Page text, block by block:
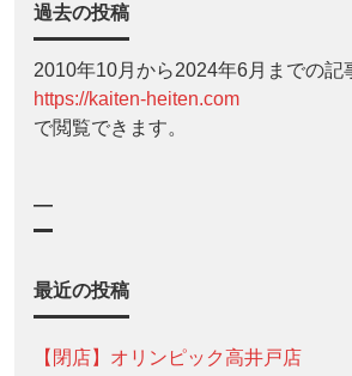
過去の投稿
2010年10月から2024年6月までの記
https://kaiten-heiten.com
で閲覧できます。
—
最近の投稿
【閉店】オリンピック高井戸店